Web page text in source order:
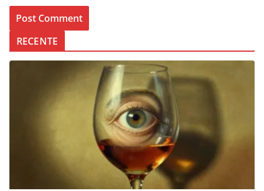
RECENTE